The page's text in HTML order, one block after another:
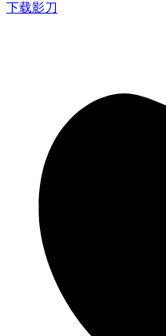
下载影刀